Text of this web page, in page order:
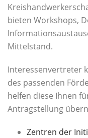
bieten Workshops,
Mittelstand.
Interessenvertreter
des passenden
helfen diese Ihnen
Antragstellung
Zentren der